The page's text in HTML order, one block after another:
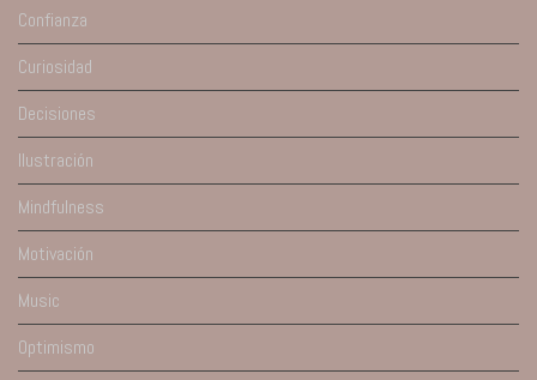
Confianza
Curiosidad
Decisiones
Ilustración
Mindfulness
Motivación
Music
Optimismo